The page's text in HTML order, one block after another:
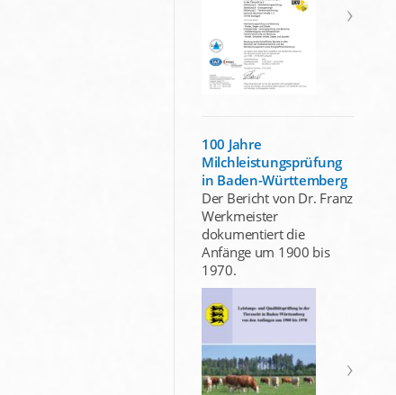
100 Jahre
Milchleistungsprüfung
in Baden-Württemberg
Der Bericht von Dr. Franz
Werkmeister
dokumentiert die
Anfänge um 1900 bis
1970.